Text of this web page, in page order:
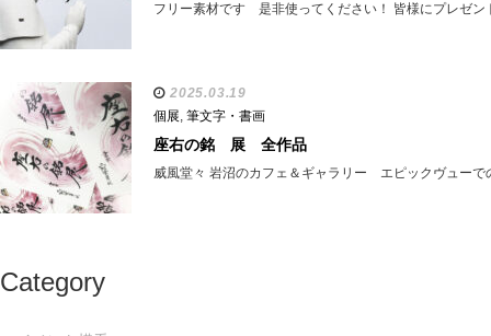
フリー素材です 是非使ってください！ 皆様にプレゼ
2025.03.19
個展, 筆文字・書画
座右の銘 展 全作品
威風堂々 岩沼のカフェ＆ギャラリー エピックヴュー
Category